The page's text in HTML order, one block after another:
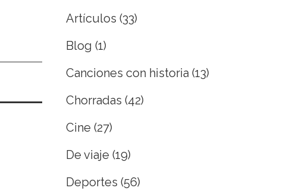
Artículos (33)
Blog (1)
Canciones con historia (13)
Chorradas (42)
Cine (27)
De viaje (19)
Deportes (56)